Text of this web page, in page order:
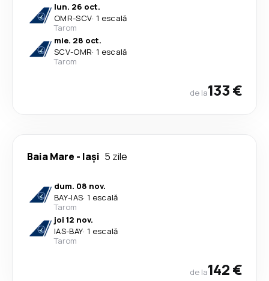
lun. 26 oct.
OMR-SCV· 1 escală
Tarom
mie. 28 oct.
SCV-OMR· 1 escală
Tarom
de la133 €
Baia Mare - Iași 5 zile
dum. 08 nov.
BAY-IAS· 1 escală
Tarom
joi 12 nov.
IAS-BAY· 1 escală
Tarom
de la142 €